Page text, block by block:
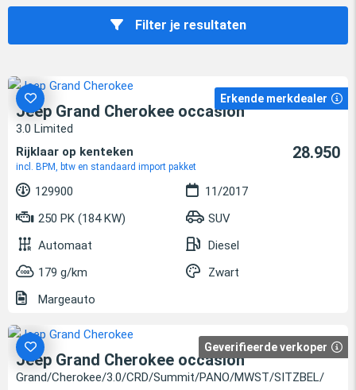
Filter je resultaten
Erkende merkdealer
Jeep Grand Cherokee occasion
3.0 Limited
Rijklaar op kenteken
incl. BPM, btw en standaard import pakket
28.950
129900
11/2017
250 PK (184 KW)
SUV
Automaat
Diesel
179 g/km
Zwart
Margeauto
Geverifieerde verkoper
Jeep Grand Cherokee occasion
Grand/Cherokee/3.0/CRD/Summit/PANO/MWST/SITZBEL/